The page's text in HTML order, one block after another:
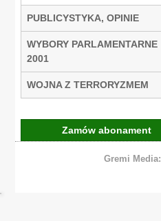
PUBLICYSTYKA, OPINIE
WYBORY PARLAMENTARNE
2001
WOJNA Z TERRORYZMEM
Zamów abonament
Gremi Media: